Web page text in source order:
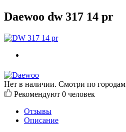
Daewoo dw 317 14 pr
Нет в наличии. Смотри по городам
Рекомендуют 0 человек
Отзывы
Описание